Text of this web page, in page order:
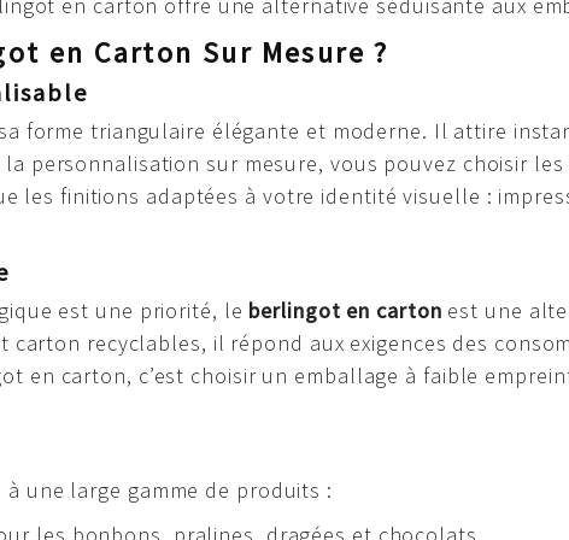
en carton offre une alternative séduisante aux
en Carton Sur Mesure ?
forme triangulaire élégante et moderne. Il attire
personnalisation sur mesure, vous pouvez choisir
les finitions adaptées à votre identité visuelle :
est une priorité, le berlingot en carton est une
recyclables, il répond aux exigences des
en carton, c’est choisir un emballage à faible
à une large gamme de produits :